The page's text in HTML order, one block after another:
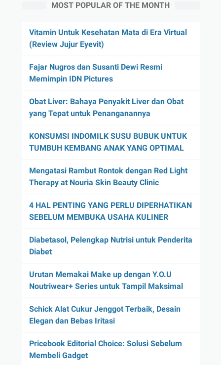
MOST POPULAR OF THE MONTH
Vitamin Untuk Kesehatan Mata di Era Virtual
(Review Jujur Eyevit)
Fajar Nugros dan Susanti Dewi Resmi
Memimpin IDN Pictures
Obat Liver: Bahaya Penyakit Liver dan Obat
yang Tepat untuk Penanganannya
KONSUMSI INDOMILK SUSU BUBUK UNTUK
TUMBUH KEMBANG ANAK YANG OPTIMAL
Mengatasi Rambut Rontok dengan Red Light
Therapy at Nouria Skin Beauty Clinic
4 HAL PENTING YANG PERLU DIPERHATIKAN
SEBELUM MEMBUKA USAHA KULINER
Diabetasol, Pelengkap Nutrisi untuk Penderita
Diabet
Urutan Memakai Make up dengan Y.O.U
Noutriwear+ Series untuk Tampil Maksimal
Schick Alat Cukur Jenggot Terbaik, Desain
Elegan dan Bebas Iritasi
Pricebook Editorial Choice: Solusi Sebelum
Membeli Gadget